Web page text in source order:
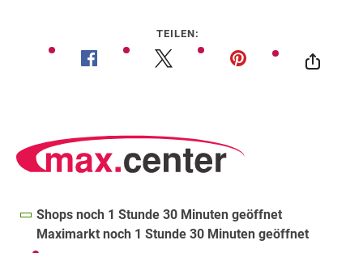
TEILEN:
Shops noch 1 Stunde 30 Minuten geöffnet
Maximarkt noch 1 Stunde 30 Minuten geöffnet